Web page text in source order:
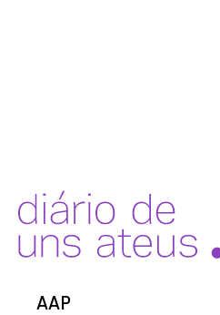
AAP